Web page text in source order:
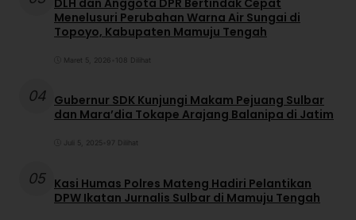
DLH dan Anggota DPR Bertindak Cepat
Menelusuri Perubahan Warna Air Sungai di
Topoyo, Kabupaten Mamuju Tengah
Maret 5, 2026 108 Dilihat
04 Gubernur SDK Kunjungi Makam Pejuang Sulbar
dan Mara’dia Tokape Arajang Balanipa di Jatim
Juli 5, 2025 97 Dilihat
05 Kasi Humas Polres Mateng Hadiri Pelantikan
DPW Ikatan Jurnalis Sulbar di Mamuju Tengah